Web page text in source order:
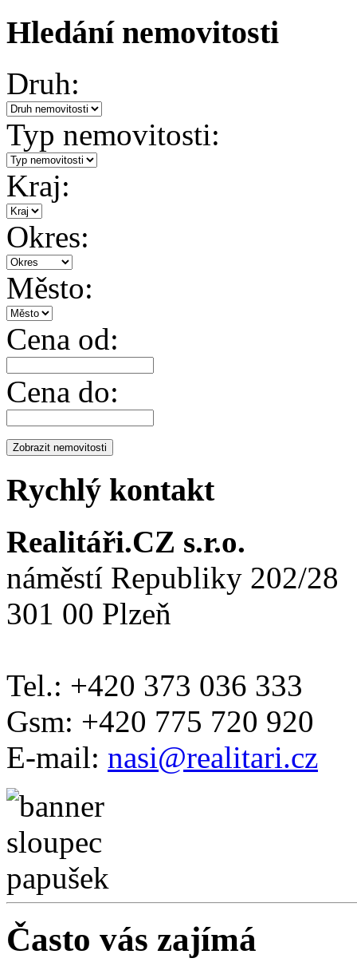
Hledání nemovitosti
Druh:
Typ nemovitosti:
Kraj:
Okres:
Město:
Cena od:
Cena do:
Rychlý kontakt
Realitáři.CZ s.r.o.
náměstí Republiky 202/28
301 00 Plzeň
Tel.: +420 373 036 333
Gsm: +420 775 720 920
E-mail: nasi@realitari.cz
Často vás zajímá